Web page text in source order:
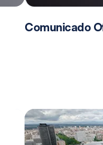
Comunicado